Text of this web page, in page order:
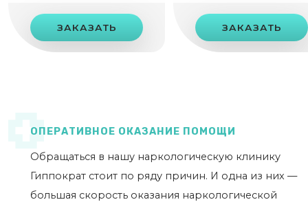
ЗАКАЗАТЬ ЗАКАЗАТЬ
ОПЕРАТИВНОЕ ОКАЗАНИЕ ПОМОЩИ
Обращаться в нашу наркологическую клинику
Гиппократ стоит по ряду причин. И одна из них —
большая скорость оказания наркологической